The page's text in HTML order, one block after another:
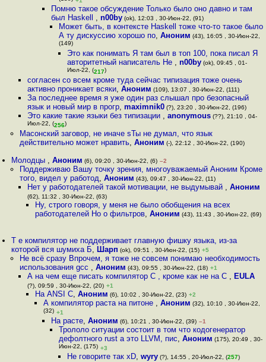
Помню такое обсуждение Только было оно давно и там
был Haskell , n00by(ok), 12:03 , 30-Июн-22, (91)
Может быть, в контексте Haskell тоже что-то такое было
А ту дискуссию хорошо по,Аноним (43), 16:05 , 30-Июн-22,
(149)
Это как понимать Я там был в топ 100, пока писал Я
авторитетный написатель Не , n00by(ok), 09:45 , 01-
Июл-22, (217)
согласен со всем кроме туда сейчас типизация тоже очень
активно проникает всяки, Аноним (109), 13:07 , 30-Июн-22, (111)
За последнее время я уже один раз слышал про безопасный
язык и новый мир в прогр, maximnik0(?), 23:20 , 30-Июн-22, (196)
Это какие такие языки без типизации , anonymous(??), 21:10 , 04-
Июл-22, (256)
Масонский заговор, не иначе sТы не думал, что язык
действительно может нравить, Аноним (-), 22:12 , 30-Июн-22, (190)
Молодцы ,Аноним (6), 09:20 , 30-Июн-22, (6) –2
Поддерживаю Вашу точку зрения, многоуважаемый Аноним Кроме
того, видел у работод, Аноним (43), 09:47 , 30-Июн-22, (11)
Нет у работодателей такой мотивации, не выдумывай , Аноним
(62), 11:32 , 30-Июн-22, (63)
Ну, строго говоря, у меня не было обобщения на всех
работодателей Но о фильтров,Аноним (43), 11:43 , 30-Июн-22, (69)
Т е компилятор не поддерживает главную фишку языка, из-за
которой вся шумиха Б, Шарп (ok), 09:51 , 30-Июн-22, (15) +5
Не всё сразу Впрочем, я тоже не совсем понимаю необходимость
использования gcc , Аноним (43), 09:55 , 30-Июн-22, (18) +1
А на чем еще писать компилятор C , кроме как не на С , EULA
(?), 09:59 , 30-Июн-22, (20) +1
На ANSI C,Аноним (6), 10:02 , 30-Июн-22, (23) +2
А компилятор раста на питоне , Аноним (32), 10:10 , 30-Июн-22,
(32) +1
На расте, Аноним (6), 10:21 , 30-Июн-22, (39) –1
Трололо ситуации состоит в том что кодогенератор
дефолтного rust а это LLVM, пис,Аноним (175), 20:49 , 30-
Июн-22, (175) +3
Не говорите так xD, wyry(?), 14:55 , 20-Июл-22, (257)